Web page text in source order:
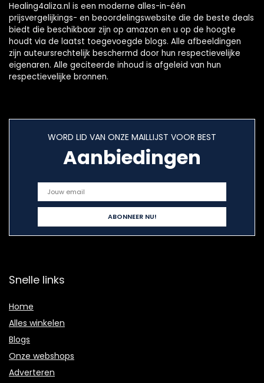
Healing4aliza.nl is een moderne alles-in-één
prijsvergelijkings- en beoordelingswebsite die de beste deals
biedt die beschikbaar zijn op amazon en u op de hoogte
houdt via de laatst toegevoegde blogs. Alle afbeeldingen
zijn auteursrechtelijk beschermd door hun respectievelijke
eigenaren. Alle geciteerde inhoud is afgeleid van hun
respectievelijke bronnen.
WORD LID VAN ONZE MAILLIJST VOOR BEST
Aanbiedingen
Snelle links
Home
Alles winkelen
Blogs
Onze webshops
Adverteren